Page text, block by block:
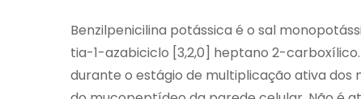
Benzilpenicilina potássica é o sal
tia-1-azabiciclo [3,2,0] heptano 2-
durante o estágio de multiplicação ativa dos